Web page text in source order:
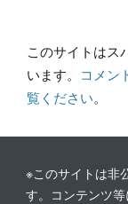
このサイトはス
います。 コメン
覧ください。
※このサイトは非
す。コンテンツ